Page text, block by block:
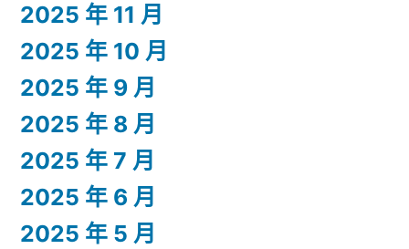
2025 年 11 月
2025 年 10 月
2025 年 9 月
2025 年 8 月
2025 年 7 月
2025 年 6 月
2025 年 5 月